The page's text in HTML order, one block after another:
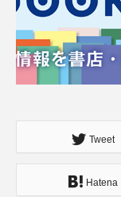
Tweet
Hatena